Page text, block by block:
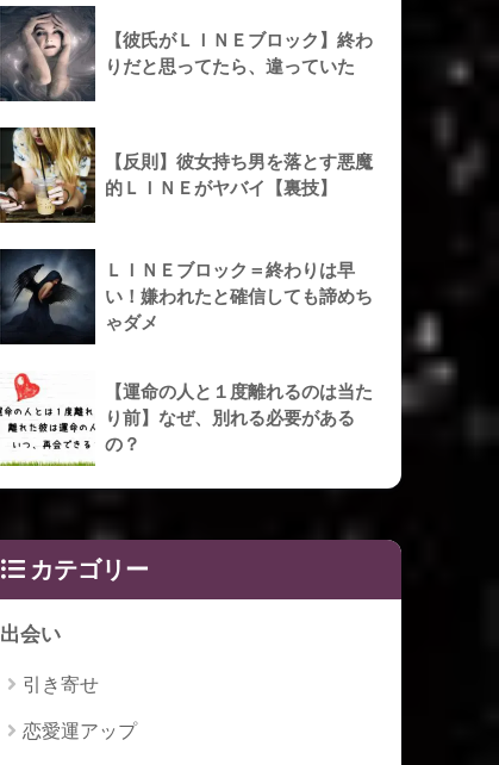
【彼氏がＬＩＮＥブロック】終わ
りだと思ってたら、違っていた
【反則】彼女持ち男を落とす悪魔
的ＬＩＮＥがヤバイ【裏技】
ＬＩＮＥブロック＝終わりは早
い！嫌われたと確信しても諦めち
ゃダメ
【運命の人と１度離れるのは当た
り前】なぜ、別れる必要がある
の？
カテゴリー
出会い
引き寄せ
恋愛運アップ